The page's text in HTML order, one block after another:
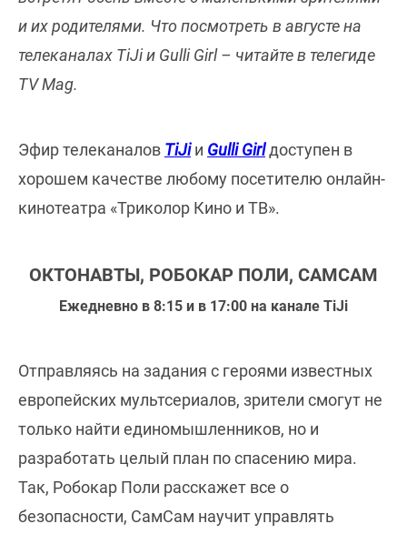
и их родителями. Что посмотреть в августе на
телеканалах TiJi и Gulli Girl – читайте в телегиде
TV Mag.
Эфир телеканалов TiJiи Gulli Girlдоступен в
хорошем качестве любому посетителю онлайн-
кинотеатра «Триколор Кино и ТВ».
ОКТОНАВТЫ, РОБОКАР ПОЛИ, САМСАМ
Ежедневно в 8:15 и в 17:00 на канале TiJi
Отправляясь на задания с героями известных
европейских мультсериалов, зрители смогут не
только найти единомышленников, но и
разработать целый план по спасению мира.
Так, Робокар Поли расскажет все о
безопасности, СамСам научит управлять